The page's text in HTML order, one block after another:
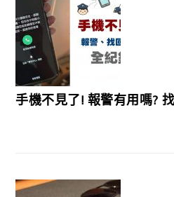
手機不見了! 報警有用嗎?